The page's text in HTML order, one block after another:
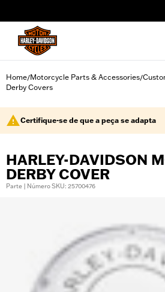
Home/Motorcycle Parts & Accessories/
Derby Covers
Certifique-se de que a peça se adapta
HARLEY-DAVIDSON
DERBY COVER
Parte | Número SKU: 25700476